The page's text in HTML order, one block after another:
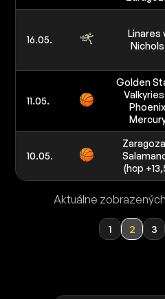
16.05.
Linares
Nichols
11.05.
Golden
Phoenix
10.05.
(hcp
Aktuálne zobrazených
1 2 3